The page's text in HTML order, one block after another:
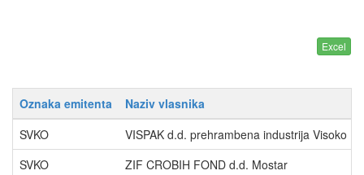
Oznaka emitenta Naziv vlasnika
SVKO
VISPAK d.d. prehrambena industrija Visoko
SVKO
ZIF CROBIH FOND d.d. Mostar